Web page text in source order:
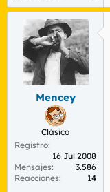
Mencey
Clásico
Registro
16 Jul 2008
Mensajes
3.586
Reacciones
14